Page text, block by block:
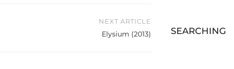
NEXT ARTICLE
Elysium (2013) SEARCHING